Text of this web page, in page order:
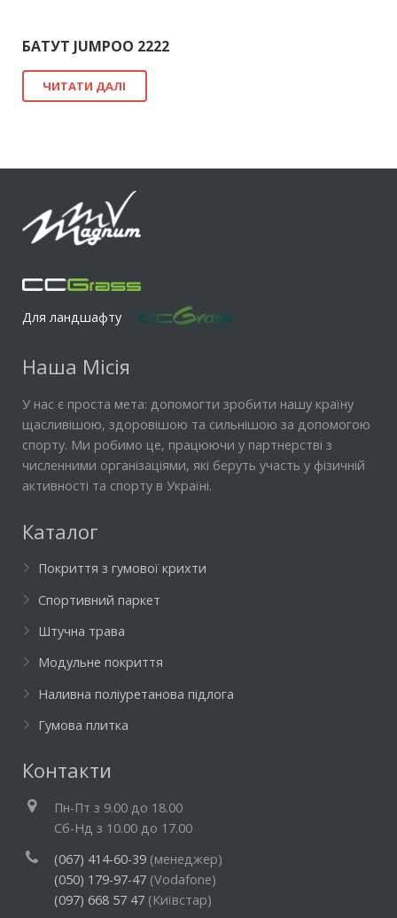
БАТУТ JUMPOO 2222
ЧИТАТИ ДАЛІ
Для ландшафту
Наша Місія
У нас є проста мета: допомогти зробити нашу країну
щасливішою, здоровішою та сильнішою за допомогою
спорту. Ми робимо це, працюючи у партнерстві з
численними організаціями, які беруть участь у фізичній
активності та спорту в Україні.
Каталог
Покриття з гумової крихти
Спортивний паркет
Штучна трава
Модульне покриття
Наливна поліуретанова підлога
Гумова плитка
Контакти
Пн-Пт з 9.00 до 18.00
Cб-Нд з 10.00 до 17.00
(067) 414-60-39 (менеджер)
(050) 179-97-47 (Vodafone)
(097) 668 57 47 (Київстар)